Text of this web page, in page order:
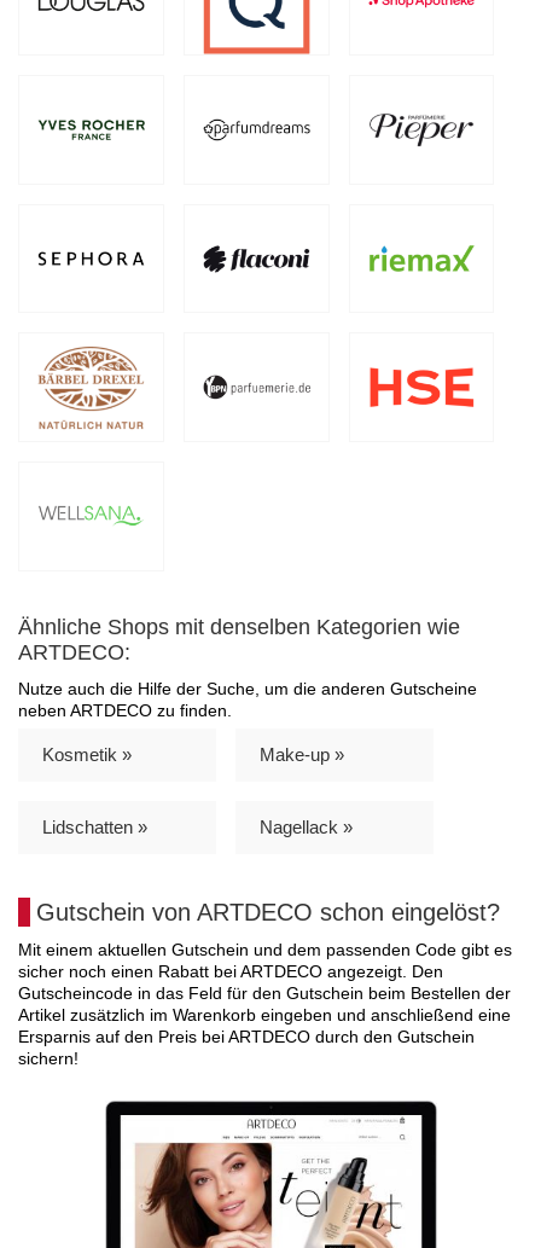
Ähnliche Shops mit denselben Kategorien wie
ARTDECO:
Nutze auch die Hilfe der Suche, um die anderen Gutscheine
neben ARTDECO zu finden.
Kosmetik » Make-up »
Lidschatten » Nagellack »
Gutschein von ARTDECO schon eingelöst?
Mit einem aktuellen Gutschein und dem passenden Code gibt es
sicher noch einen Rabatt bei ARTDECO angezeigt. Den
Gutscheincode in das Feld für den Gutschein beim Bestellen der
Artikel zusätzlich im Warenkorb eingeben und anschließend eine
Ersparnis auf den Preis bei ARTDECO durch den Gutschein
sichern!